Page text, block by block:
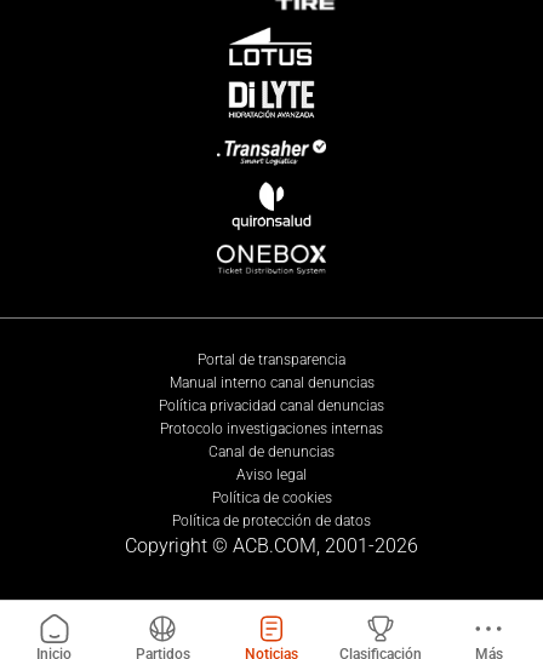
Portal de transparencia
Manual interno canal denuncias
Política privacidad canal denuncias
Protocolo investigaciones internas
Canal de denuncias
Aviso legal
Política de cookies
Política de protección de datos
Copyright © ACB.COM, 2001-2026
Inicio Partidos Noticias Clasificación Más